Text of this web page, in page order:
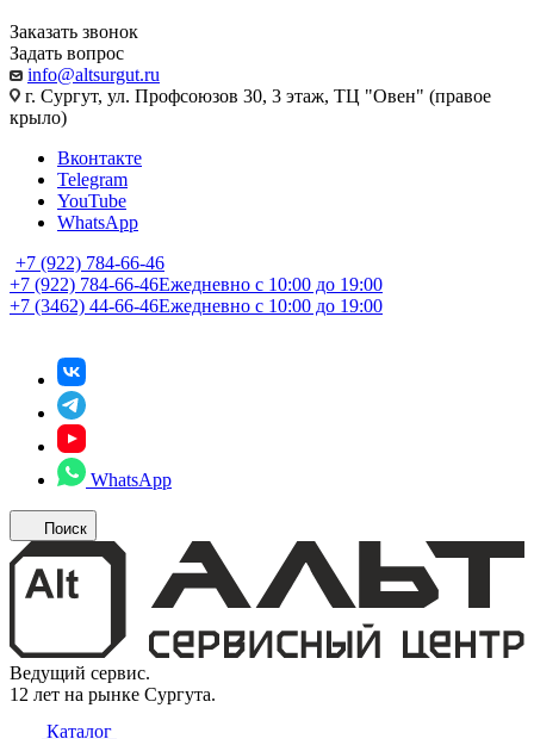
Заказать звонок
Задать вопрос
info@altsurgut.ru
г. Сургут, ул. Профсоюзов 30, 3 этаж, ТЦ "Овен" (правое
крыло)
Вконтакте
Telegram
YouTube
WhatsApp
+7 (922) 784-66-46
+7 (922) 784-66-46Ежедневно с 10:00 до 19:00
+7 (3462) 44-66-46Ежедневно с 10:00 до 19:00
WhatsApp
Поиск
Ведущий сервис.
12 лет на рынке Сургута.
Каталог